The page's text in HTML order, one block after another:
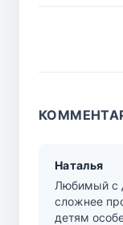
Наталья
Любимый с
сложнее
детям